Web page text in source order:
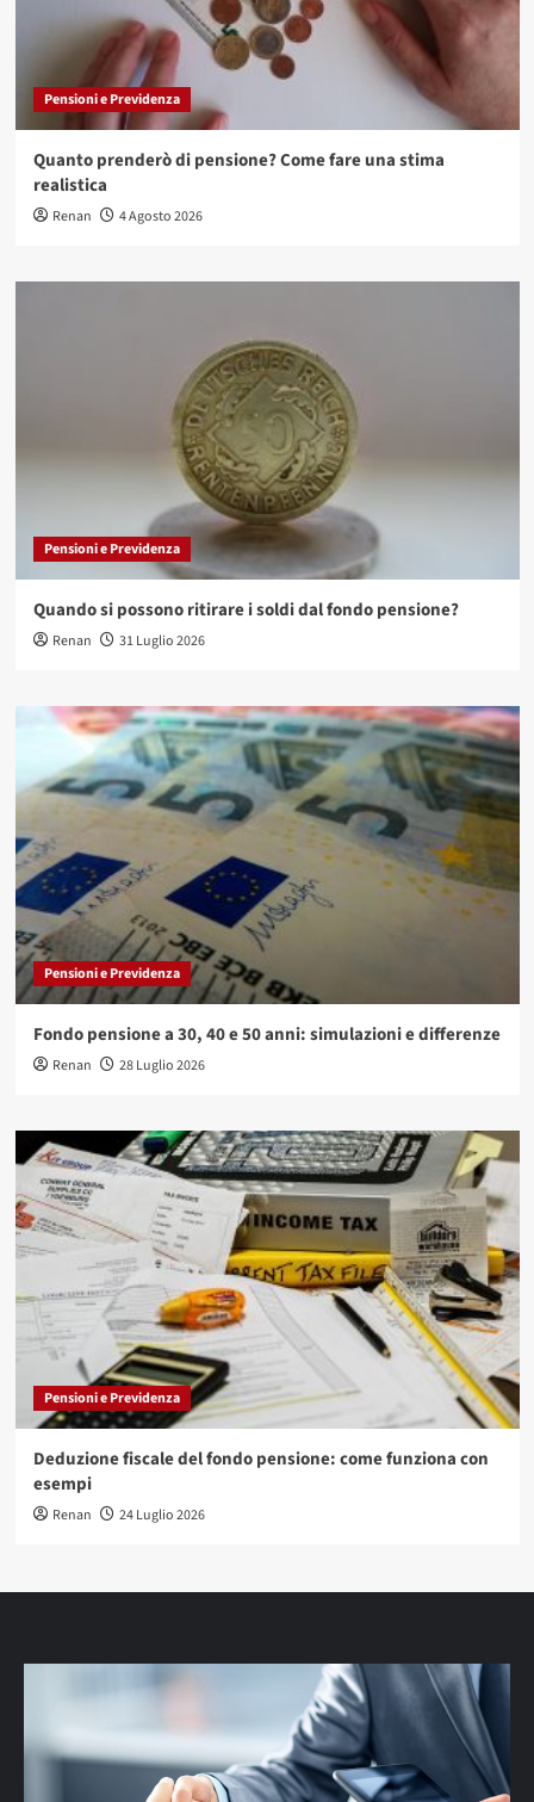
Pensioni e Previdenza
Quanto prenderò di pensione? Come fare una stima
realistica
Renan 4 Agosto 2026
Pensioni e Previdenza
Quando si possono ritirare i soldi dal fondo pensione?
Renan 31 Luglio 2026
Pensioni e Previdenza
Fondo pensione a 30, 40 e 50 anni: simulazioni e differenze
Renan 28 Luglio 2026
Pensioni e Previdenza
Deduzione fiscale del fondo pensione: come funziona con
esempi
Renan 24 Luglio 2026